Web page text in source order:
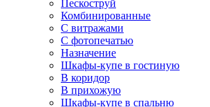
Пескоструй
Комбинированные
С витражами
С фотопечатью
Назначение
Шкафы-купе в гостиную
В коридор
В прихожую
Шкафы-купе в спальню